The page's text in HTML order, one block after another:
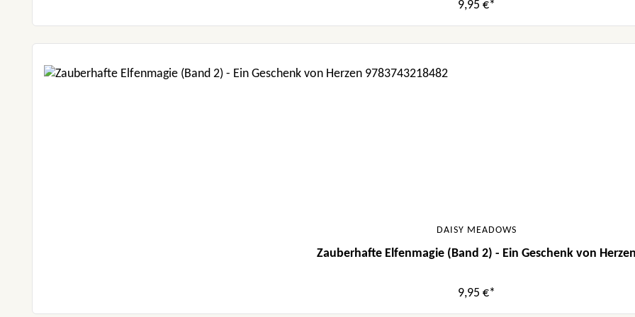
9,95 €*
DAISY MEADOWS
Zauberhafte Elfenmagie (Band 2) - Ein Geschenk von
9,95 €*